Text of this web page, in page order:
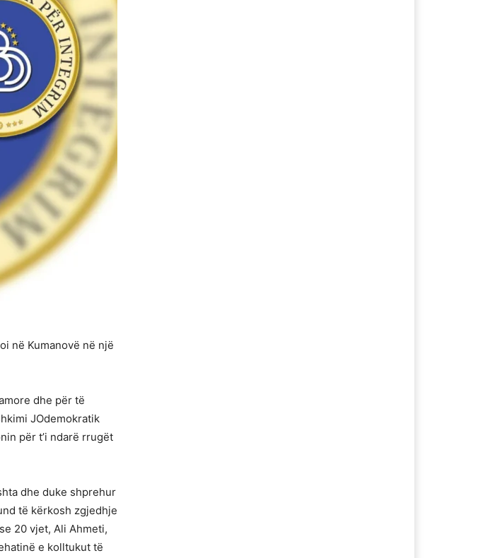
në Kumanovë në një
dhe për të
JОdemokratik
për t’i ndarë rrugët
dhe duke shprehur
të kërkosh zgjedhje
20 vjet, Ali Ahmeti,
e kolltukut të